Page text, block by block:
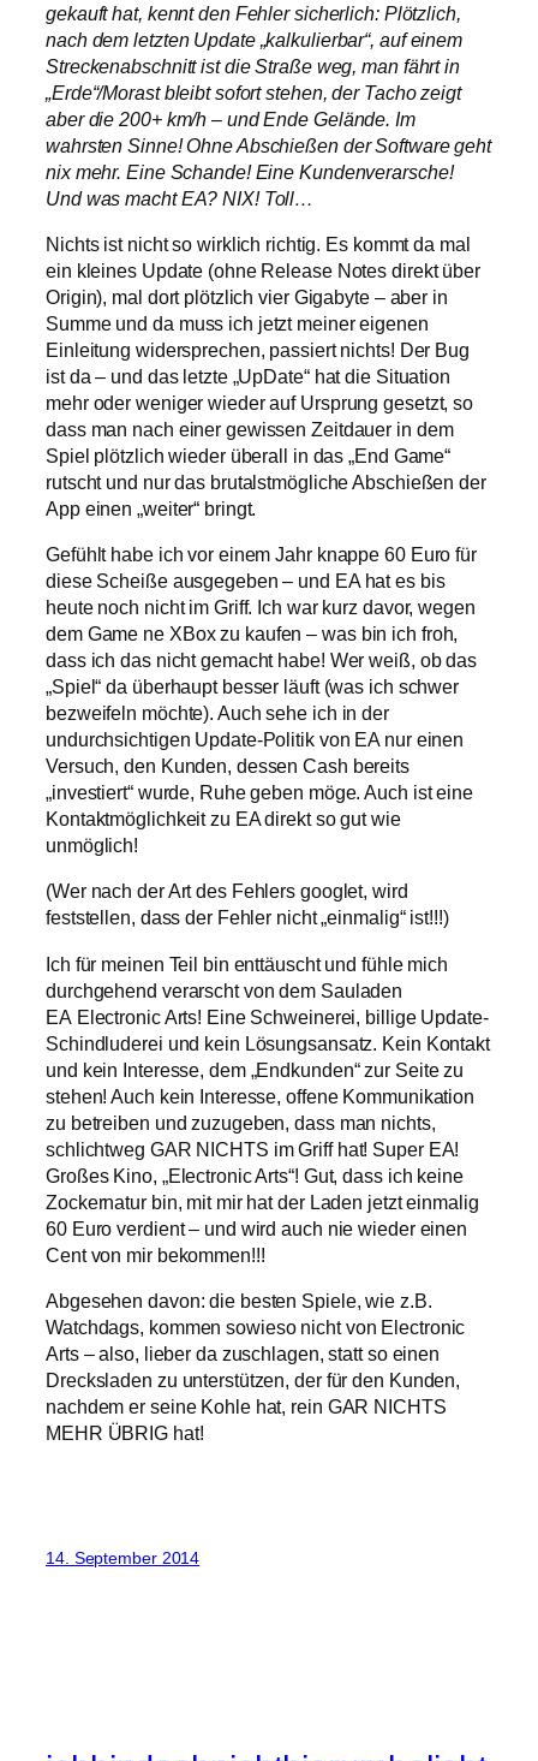
gekauft hat, kennt den Fehler sicherlich: Plötzlich,
nach dem letzten Update „kalkulierbar“, auf einem
Streckenabschnitt ist die Straße weg, man fährt in
„Erde“/Morast bleibt sofort stehen, der Tacho zeigt
aber die 200+ km/h – und Ende Gelände. Im
wahrsten Sinne! Ohne Abschießen der Software geht
nix mehr. Eine Schande! Eine Kundenverarsche!
Und was macht EA? NIX! Toll…
Nichts ist nicht so wirklich richtig. Es kommt da mal
ein kleines Update (ohne Release Notes direkt über
Origin), mal dort plötzlich vier Gigabyte – aber in
Summe und da muss ich jetzt meiner eigenen
Einleitung widersprechen, passiert nichts! Der Bug
ist da – und das letzte „UpDate“ hat die Situation
mehr oder weniger wieder auf Ursprung gesetzt, so
dass man nach einer gewissen Zeitdauer in dem
Spiel plötzlich wieder überall in das „End Game“
rutscht und nur das brutalstmögliche Abschießen der
App einen „weiter“ bringt.
Gefühlt habe ich vor einem Jahr knappe 60 Euro für
diese Scheiße ausgegeben – und EA hat es bis
heute noch nicht im Griff. Ich war kurz davor, wegen
dem Game ne XBox zu kaufen – was bin ich froh,
dass ich das nicht gemacht habe! Wer weiß, ob das
„Spiel“ da überhaupt besser läuft (was ich schwer
bezweifeln möchte). Auch sehe ich in der
undurchsichtigen Update-Politik von EA nur einen
Versuch, den Kunden, dessen Cash bereits
„investiert“ wurde, Ruhe geben möge. Auch ist eine
Kontaktmöglichkeit zu EA direkt so gut wie
unmöglich!
(Wer nach der Art des Fehlers googlet, wird
feststellen, dass der Fehler nicht „einmalig“ ist!!!)
Ich für meinen Teil bin enttäuscht und fühle mich
durchgehend verarscht von dem Sauladen
EA Electronic Arts! Eine Schweinerei, billige Update-
Schindluderei und kein Lösungsansatz. Kein Kontakt
und kein Interesse, dem „Endkunden“ zur Seite zu
stehen! Auch kein Interesse, offene Kommunikation
zu betreiben und zuzugeben, dass man nichts,
schlichtweg GAR NICHTS im Griff hat! Super EA!
Großes Kino, „Electronic Arts“! Gut, dass ich keine
Zockernatur bin, mit mir hat der Laden jetzt einmalig
60 Euro verdient – und wird auch nie wieder einen
Cent von mir bekommen!!!
Abgesehen davon: die besten Spiele, wie z.B.
Watchdags, kommen sowieso nicht von Electronic
Arts – also, lieber da zuschlagen, statt so einen
Drecksladen zu unterstützen, der für den Kunden,
nachdem er seine Kohle hat, rein GAR NICHTS
MEHR ÜBRIG hat!
14. September 2014